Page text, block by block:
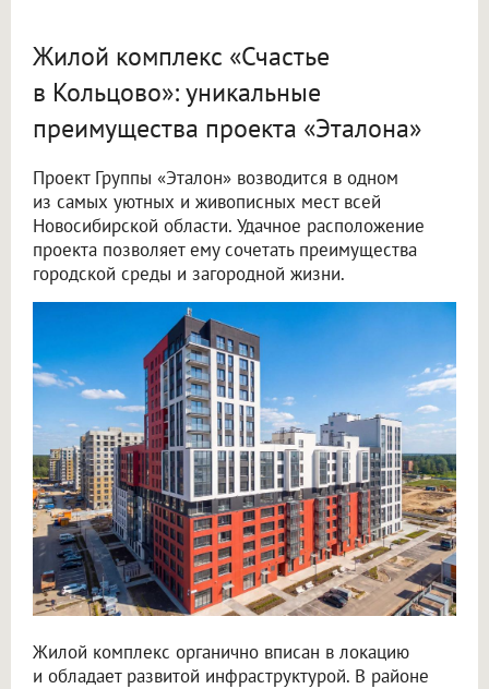
Жилой комплекс «Счастье
в Кольцово»: уникальные
преимущества проекта «Эталона»
Проект Группы «Эталон» возводится в одном
из самых уютных и живописных мест всей
Новосибирской области. Удачное расположение
проекта позволяет ему сочетать преимущества
городской среды и загородной жизни.
Жилой комплекс органично вписан в локацию
и обладает развитой инфраструктурой. В районе